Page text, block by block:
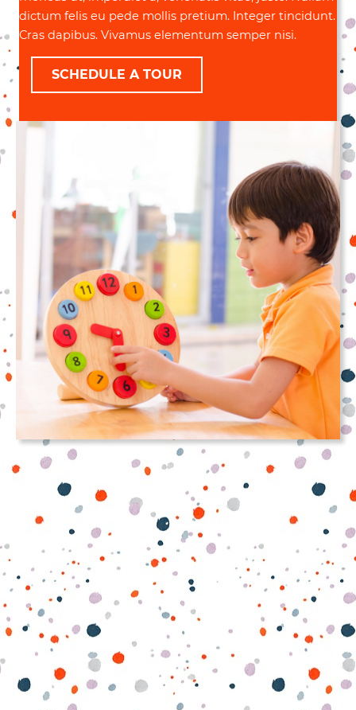
dictum felis eu pede mollis pretium. Integer tincidunt.
Cras dapibus. Vivamus elementum semper nisi.
SCHEDULE A TOUR